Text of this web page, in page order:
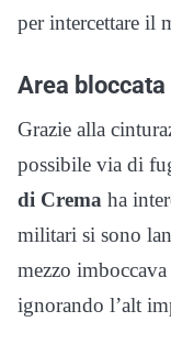
per intercettare il
Area bloccata
Grazie alla
possibile via di
di Crema ha
militari si sono
mezzo imboccava
ignorando l’alt